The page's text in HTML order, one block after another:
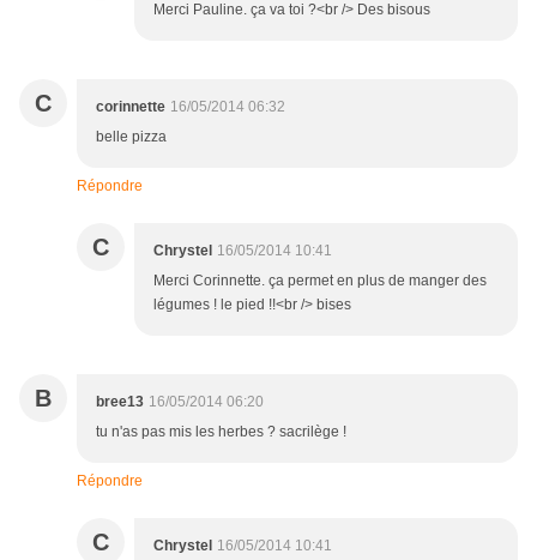
Merci Pauline. ça va toi ?<br /> Des bisous
C corinnette 16/05/2014 06:32
belle pizza
Répondre
C Chrystel 16/05/2014 10:41
Merci Corinnette. ça permet en plus de manger des
légumes ! le pied !!<br /> bises
B bree13 16/05/2014 06:20
tu n'as pas mis les herbes ? sacrilège !
Répondre
C Chrystel 16/05/2014 10:41